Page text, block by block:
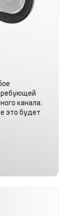
канала.
это будет